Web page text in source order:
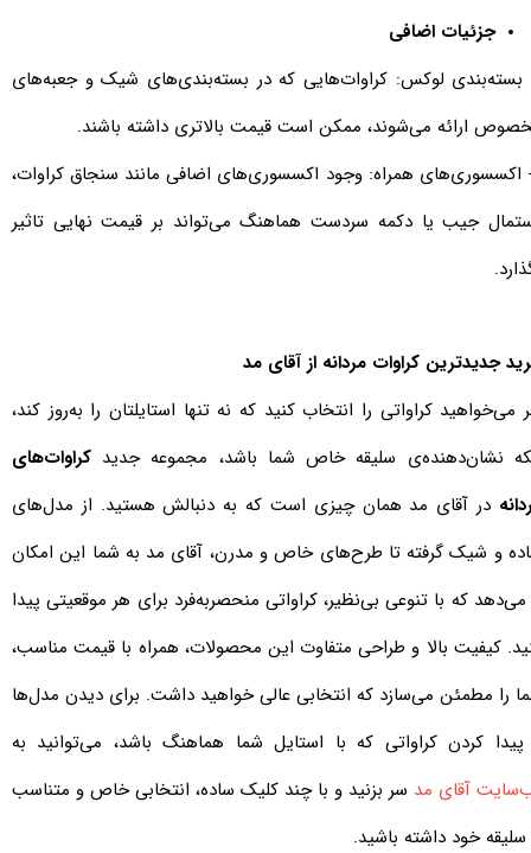
جزئیات اضافی
بسته‌بندی لوکس: کراوات‌هایی که در بسته‌بندی‌های شیک و جعبه‌های
ارائه می‌شوند، ممکن است قیمت بالاتری داشته باشند.
اکسسوری‌های همراه: وجود اکسسوری‌های اضافی مانند سنجاق کراوات،
جیب یا دکمه سردست هماهنگ می‌تواند بر قیمت نهایی تاثیر
جدیدترین کراوات مردانه از آقای مد
می‌خواهید کراواتی را انتخاب کنید که نه تنها استایلتان را به‌روز کند،
نشان‌دهنده‌ی سلیقه خاص شما باشد، مجموعه جدید کراوات‌های
در آقای مد همان چیزی است که به دنبالش هستید. از مدل‌های
و شیک گرفته تا طرح‌های خاص و مدرن، آقای مد به شما این امکان
می‌دهد که با تنوعی بی‌نظیر، کراواتی منحصربه‌فرد برای هر موقعیتی پیدا
کیفیت بالا و طراحی متفاوت این محصولات، همراه با قیمت مناسب،
را مطمئن می‌سازد که انتخابی عالی خواهید داشت. برای دیدن مدل‌ها
کردن کراواتی که با استایل شما هماهنگ باشد، می‌توانید به
آقای مد سر بزنید و با چند کلیک ساده، انتخابی خاص و متناسب
سلیقه خود داشته باشید.